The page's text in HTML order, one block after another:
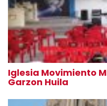
Iglesia Movimiento
Garzon Huila